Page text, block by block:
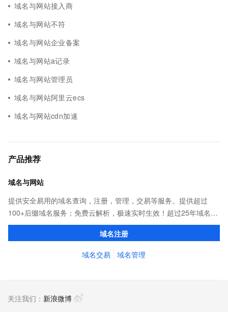
域名与网站接入商
域名与网站不符
域名与网站企业备案
域名与网站a记录
域名与网站管理员
域名与网站阿里云ecs
域名与网站cdn加速
产品推荐
域名与网站
提供安全易用的域名查询，注册，管理，交易等服务。提供超过
100+后缀域名服务；免费云解析，极速实时生效！超过25年域名服
务经验，累计超过4000万个域名在阿里云注册，连续多年市场NO.1
域名注册
域名交易 域名管理
关注我们： 新浪微博